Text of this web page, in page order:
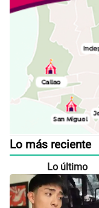
Lo más reciente
Lo último